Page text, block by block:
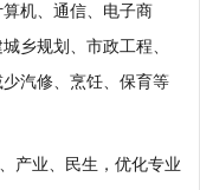
机、通信、电子商
乡规划、市政工程、
汽修、烹饪、保育等
业、民生，优化专业